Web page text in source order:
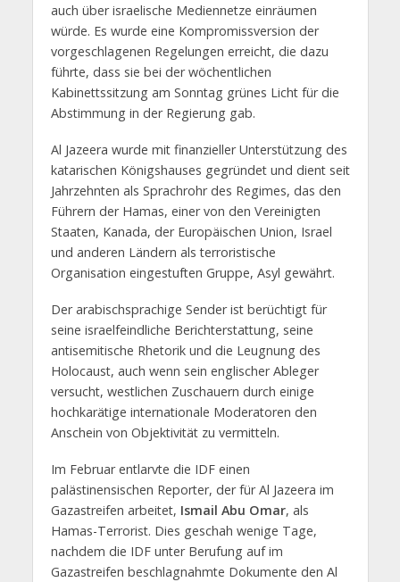
auch über israelische Mediennetze einräumen
würde. Es wurde eine Kompromissversion der
vorgeschlagenen Regelungen erreicht, die dazu
führte, dass sie bei der wöchentlichen
Kabinettssitzung am Sonntag grünes Licht für die
Abstimmung in der Regierung gab.
Al Jazeera wurde mit finanzieller Unterstützung des
katarischen Königshauses gegründet und dient seit
Jahrzehnten als Sprachrohr des Regimes, das den
Führern der Hamas, einer von den Vereinigten
Staaten, Kanada, der Europäischen Union, Israel
und anderen Ländern als terroristische
Organisation eingestuften Gruppe, Asyl gewährt.
Der arabischsprachige Sender ist berüchtigt für
seine israelfeindliche Berichterstattung, seine
antisemitische Rhetorik und die Leugnung des
Holocaust, auch wenn sein englischer Ableger
versucht, westlichen Zuschauern durch einige
hochkarätige internationale Moderatoren den
Anschein von Objektivität zu vermitteln.
Im Februar entlarvte die IDF einen
palästinensischen Reporter, der für Al Jazeera im
Gazastreifen arbeitet, Ismail Abu Omar, als
Hamas-Terrorist. Dies geschah wenige Tage,
nachdem die IDF unter Berufung auf im
Gazastreifen beschlagnahmte Dokumente den Al